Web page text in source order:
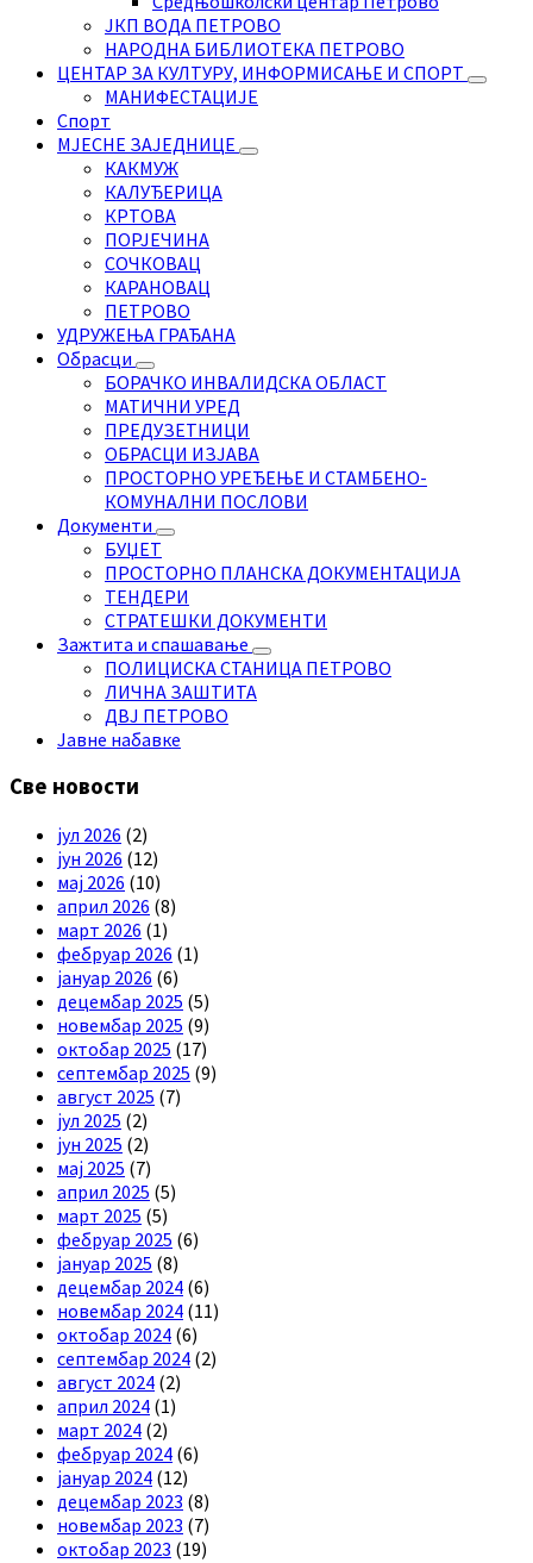
ЈКП ВОДА ПЕТРОВО
НАРОДНА БИБЛИОТЕКА ПЕТРОВО
ЦЕНТАР ЗА КУЛТУРУ, ИНФОРМИСАЊЕ И СПОРТ
МАНИФЕСТАЦИЈЕ
Спорт
МЈЕСНЕ ЗАЈЕДНИЦЕ
КАКМУЖ
КАЛУЂЕРИЦА
КРТОВА
ПОРЈЕЧИНА
СОЧКОВАЦ
КАРАНОВАЦ
ПЕТРОВО
УДРУЖЕЊА ГРАЂАНА
Обрасци
БОРАЧКО ИНВАЛИДСКА ОБЛАСТ
МАТИЧНИ УРЕД
ПРЕДУЗЕТНИЦИ
ОБРАСЦИ ИЗЈАВА
ПРОСТОРНО УРЕЂЕЊЕ И СТАМБЕНО-
КОМУНАЛНИ ПОСЛОВИ
Документи
БУЏЕТ
ПРОСТОРНО ПЛАНСКА ДОКУМЕНТАЦИЈА
ТЕНДЕРИ
СТРАТЕШКИ ДОКУМЕНТИ
Зажтита и спашавање
ПОЛИЦИСКА СТАНИЦА ПЕТРОВО
ЛИЧНА ЗАШТИТА
ДВЈ ПЕТРОВО
Јавне набавке
Све новости
јул 2026 (2)
јун 2026 (12)
мај 2026 (10)
април 2026 (8)
март 2026 (1)
фебруар 2026 (1)
јануар 2026 (6)
децембар 2025 (5)
новембар 2025 (9)
октобар 2025 (17)
септембар 2025 (9)
август 2025 (7)
јул 2025 (2)
јун 2025 (2)
мај 2025 (7)
април 2025 (5)
март 2025 (5)
фебруар 2025 (6)
јануар 2025 (8)
децембар 2024 (6)
новембар 2024 (11)
октобар 2024 (6)
септембар 2024 (2)
август 2024 (2)
април 2024 (1)
март 2024 (2)
фебруар 2024 (6)
јануар 2024 (12)
децембар 2023 (8)
новембар 2023 (7)
октобар 2023 (19)